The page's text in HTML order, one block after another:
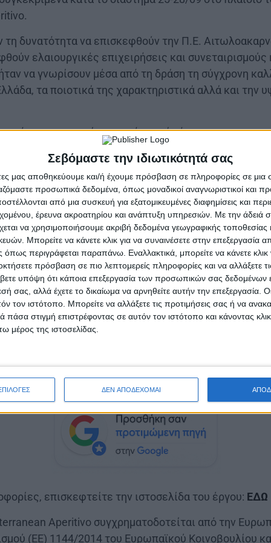
Σεβόμαστε την ιδιωτικότητά σας
μας αποθηκεύουμε και/ή έχουμε πρόσβαση σε πληροφορίες σε
προσωπικά δεδομένα, όπως μοναδικοί αναγνωριστικοί και
από μια συσκευή για εξατομικευμένες διαφημίσεις και
έρευνα ακροατηρίου και ανάπτυξη υπηρεσιών. Με την άδειά
να χρησιμοποιήσουμε ακριβή δεδομένα γεωγραφικής τοποθεσίας
Μπορείτε να κάνετε κλικ για να συναινέσετε στην επεξεργασία
περιγράφεται παραπάνω. Εναλλακτικά, μπορείτε να κάνετε κλικ
πρόσβαση σε πιο λεπτομερείς πληροφορίες και να αλλάξετε
υπόψη ότι κάποια επεξεργασία των προσωπικών σας δεδομένων
σας, αλλά έχετε το δικαίωμα να αρνηθείτε αυτήν την επεξεργασία.
τον ιστότοπο. Μπορείτε να αλλάξετε τις προτιμήσεις σας ή να
στιγμή επιστρέφοντας σε αυτόν τον ιστότοπο και κάνοντας
μέρος της ιστοσελίδας.
ΔΕΝ ΑΠΟΔΕΧΟΜΑΙ
τη δυνατότητα να επισκεφθούν την Π.Ε.
ελαιουργικές επιχειρήσεις και
να γνωρίσουν μέσα από τη δράση τη σύγχρονη
τα ποιοτικά της χαρακτηριστικά αλλά και την
να γνωρίσουν από κοντά τόσο το
της περιοχής, με επισκέψεις στον αρχαιολογικό
των Ηρώων και το Μουσείο Άλατος στο Μεσολόγγι,
προϊόντα και κρασιά.
αντλεί έμπνευση από την ιταλική παράδοση
ελαφριά κοκτέιλ με συνοδεία μικρών,
συνήθεια αναδεικνύεται μέσα από μια
την ανάδειξη της ποιότητας των ευρωπαϊκών
τους. Το «καλάθι» του MAP περιλαμβάνει ένα
Τορίνο (ΠΟΠ Vermouth di Torino) και λεμόνια από
σερβιρισμένο μαζί με ελληνικές ελιές από την
πεκορίνο από την Τοσκάνη (ΠΟΠ Pecorino Toscano).
στην πρόταση, έχοντας την ιδιαίτερη χαρά να
Aperitivo την εξαιρετική ελληνική ελιά.
επισκεφτείτε την ιστοσελίδα του έργου: ΕΔΩ
Aperitivo συγχρηματοδοτείται από την
(ΕΕ) 1144/2014 του Ευρωπαϊκού Κοινοβουλίου